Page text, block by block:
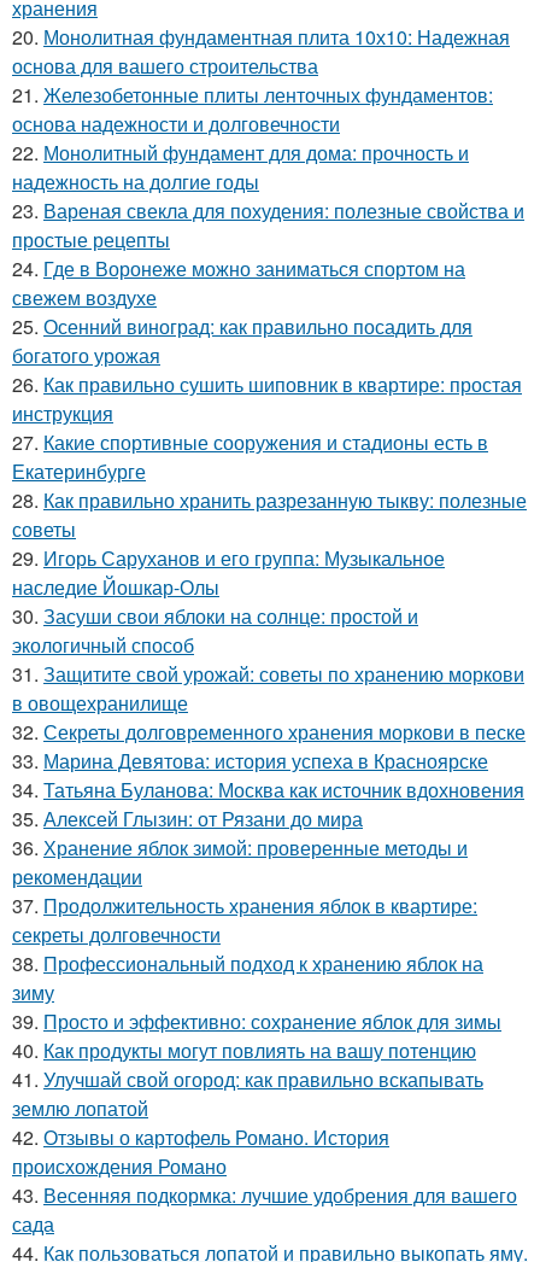
хранения
20. Монолитная фундаментная плита 10х10: Надежная
основа для вашего строительства
21. Железобетонные плиты ленточных фундаментов:
основа надежности и долговечности
22. Монолитный фундамент для дома: прочность и
надежность на долгие годы
23. Вареная свекла для похудения: полезные свойства и
простые рецепты
24. Где в Воронеже можно заниматься спортом на
свежем воздухе
25. Осенний виноград: как правильно посадить для
богатого урожая
26. Как правильно сушить шиповник в квартире: простая
инструкция
27. Какие спортивные сооружения и стадионы есть в
Екатеринбурге
28. Как правильно хранить разрезанную тыкву: полезные
советы
29. Игорь Саруханов и его группа: Музыкальное
наследие Йошкар-Олы
30. Засуши свои яблоки на солнце: простой и
экологичный способ
31. Защитите свой урожай: советы по хранению моркови
в овощехранилище
32. Секреты долговременного хранения моркови в песке
33. Марина Девятова: история успеха в Красноярске
34. Татьяна Буланова: Москва как источник вдохновения
35. Алексей Глызин: от Рязани до мира
36. Хранение яблок зимой: проверенные методы и
рекомендации
37. Продолжительность хранения яблок в квартире:
секреты долговечности
38. Профессиональный подход к хранению яблок на
зиму
39. Просто и эффективно: сохранение яблок для зимы
40. Как продукты могут повлиять на вашу потенцию
41. Улучшай свой огород: как правильно вскапывать
землю лопатой
42. Отзывы о картофель Романо. История
происхождения Романо
43. Весенняя подкормка: лучшие удобрения для вашего
сада
44. Как пользоваться лопатой и правильно выкопать яму.